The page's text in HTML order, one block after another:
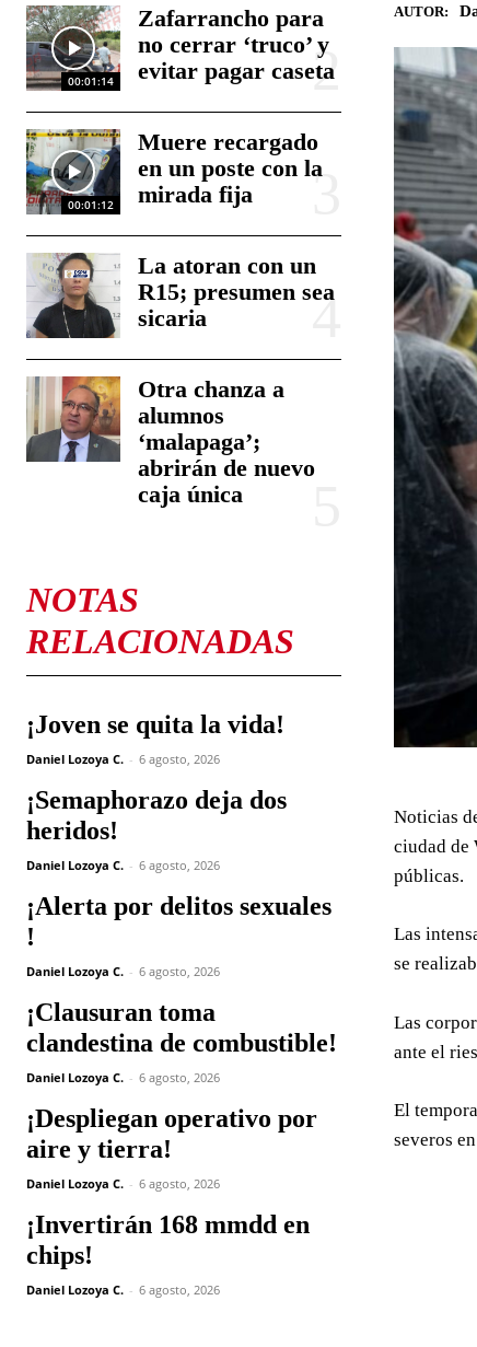
00:01:14
Zafarrancho para
no cerrar ‘truco’ y
evitar pagar caseta
00:01:12
Muere recargado
en un poste con la
mirada fija
La atoran con un
R15; presumen sea
sicaria
Otra chanza a
alumnos
‘malapaga’;
abrirán de nuevo
caja única
NOTAS
RELACIONADAS
¡Joven se quita la vida!
Daniel Lozoya C. - 6 agosto, 2026
¡Semaphorazo deja dos
heridos!
Daniel Lozoya C. - 6 agosto, 2026
¡Alerta por delitos sexuales
!
Daniel Lozoya C. - 6 agosto, 2026
¡Clausuran toma
clandestina de combustible!
Daniel Lozoya C. - 6 agosto, 2026
¡Despliegan operativo por
aire y tierra!
Daniel Lozoya C. - 6 agosto, 2026
¡Invertirán 168 mmdd en
chips!
Daniel Lozoya C. - 6 agosto, 2026
AUTOR:
Noticias
ciudad de
públicas.
Las
se
Las
ante el
El
severos